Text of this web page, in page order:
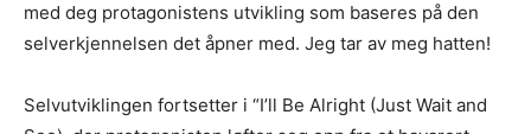
Den bør som MINIMUM inneholde følgende:
Link til et sted der vi kan høre et eksempel uten å
lete
etter musikken din. Og uten å måtte logge
med deg protagonistens utvikling som baseres på den
selverkjennelsen det åpner med. Jeg tar av meg hatten!
Selvutviklingen fortsetter i “I’ll Be Alright (Just Wait and